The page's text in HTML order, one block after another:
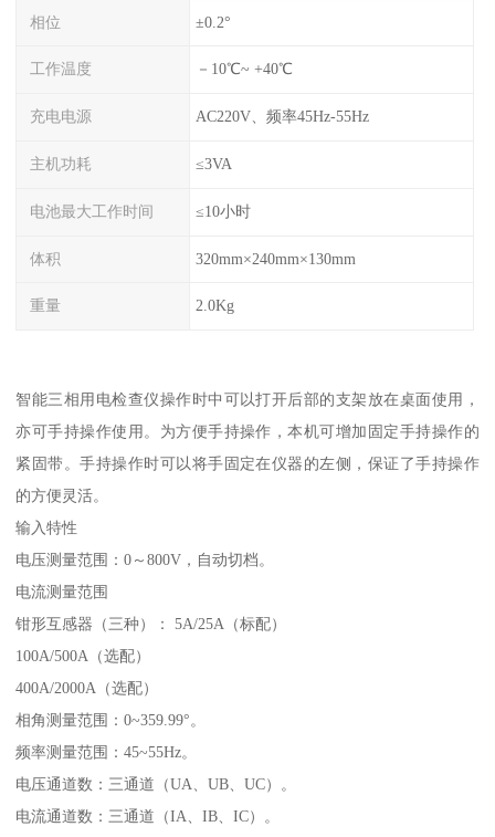
相位 ±0.2°
工作温度 －10℃~ +40℃
充电电源 AC220V、频率45Hz-55Hz
主机功耗 ≤3VA
电池最大工作时间 ≤10小时
体积 320mm×240mm×130mm
重量 2.0Kg
智能三相用电检查仪操作时中可以打开后部的支架放在桌面使用，
亦可手持操作使用。为方便手持操作，本机可增加固定手持操作的
紧固带。手持操作时可以将手固定在仪器的左侧，保证了手持操作
的方便灵活。
输入特性
电压测量范围：0～800V，自动切档。
电流测量范围
钳形互感器（三种）： 5A/25A（标配）
100A/500A（选配）
400A/2000A（选配）
相角测量范围：0~359.99°。
频率测量范围：45~55Hz。
电压通道数：三通道（UA、UB、UC）。
电流通道数：三通道（IA、IB、IC）。